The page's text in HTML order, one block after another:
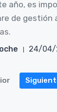
año, es
de gestión
24/04/